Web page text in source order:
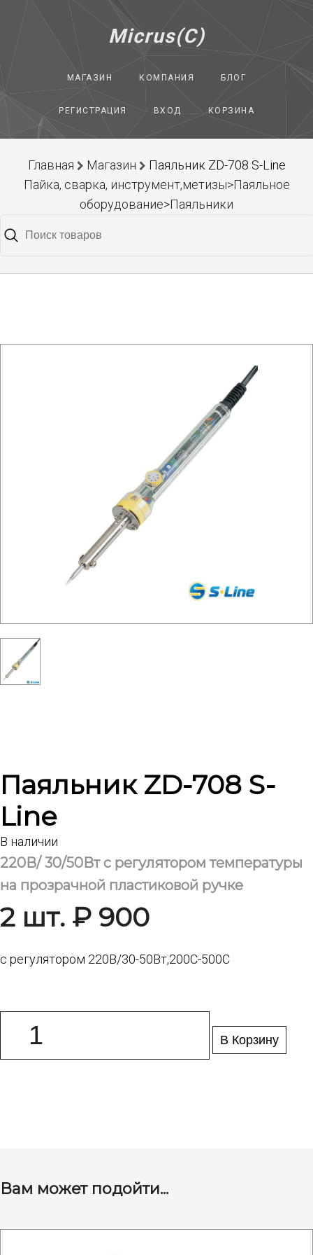
Micrus(C)
МАГАЗИН КОМПАНИЯ БЛОГ
РЕГИСТРАЦИЯ ВХОД КОРЗИНА
Главная Магазин
Паяльник ZD-708 S-Line
Пайка, сварка, инструмент,метизы>Паяльное
оборудование>Паяльники
Паяльник ZD-708 S-
Line
В наличии
220В/ 30/50Вт с регулятором температуры
на прозрачной пластиковой ручке
2 шт. ₽ 900
с регулятором 220В/30-50Вт,200С-500С
В Корзину
Вам может подойти...